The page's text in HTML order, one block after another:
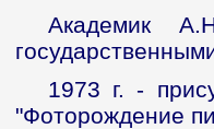
Академик
1973 г. -
"Фоторождение